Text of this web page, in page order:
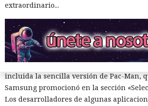
extraordinario...
Algunas aplicaciones para televisores
zar en secretola conexión a internet
propietario para retransmitir el tráfico de
se encontró en varias aplicaciones de la
incluida la sencilla versión de Pac-Man,
Samsung promocionó en la sección
Los desarrolladores de algunas